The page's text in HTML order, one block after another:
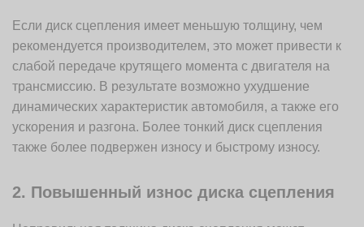
Если диск сцепления имеет меньшую толщину, чем
рекомендуется производителем, это может привести к
слабой передаче крутящего момента с двигателя на
трансмиссию. В результате возможно ухудшение
динамических характеристик автомобиля, а также его
ускорения и разгона. Более тонкий диск сцепления
также более подвержен износу и быстрому износу.
2. Повышенный износ диска сцепления